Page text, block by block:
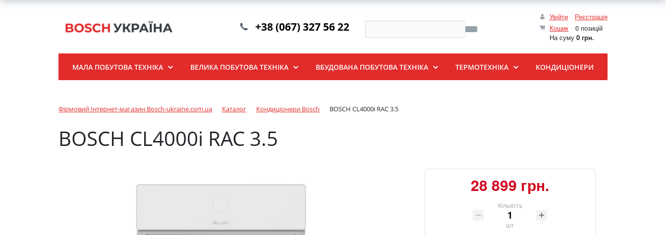
Увійти
Реєстрація
Кошик
0 позицій
На суму 0 грн.
+38 (067) 327 56 22
МАЛА ПОБУТОВА ТЕХНІКА ВЕЛИКА ПОБУТОВА ТЕХНІКА ВБУДОВАНА ПОБУТОВА ТЕХНІКА ТЕРМОТЕХНІКА КОНДИЦІОНЕРИ
Фірмовий Інтернет-магазин Bosch-ukraine.com.ua Каталог Кондиціонери Bosch BOSCH CL4000i RAC 3.5
BOSCH CL4000i RAC 3.5
28 899 грн.
Кількість
шт